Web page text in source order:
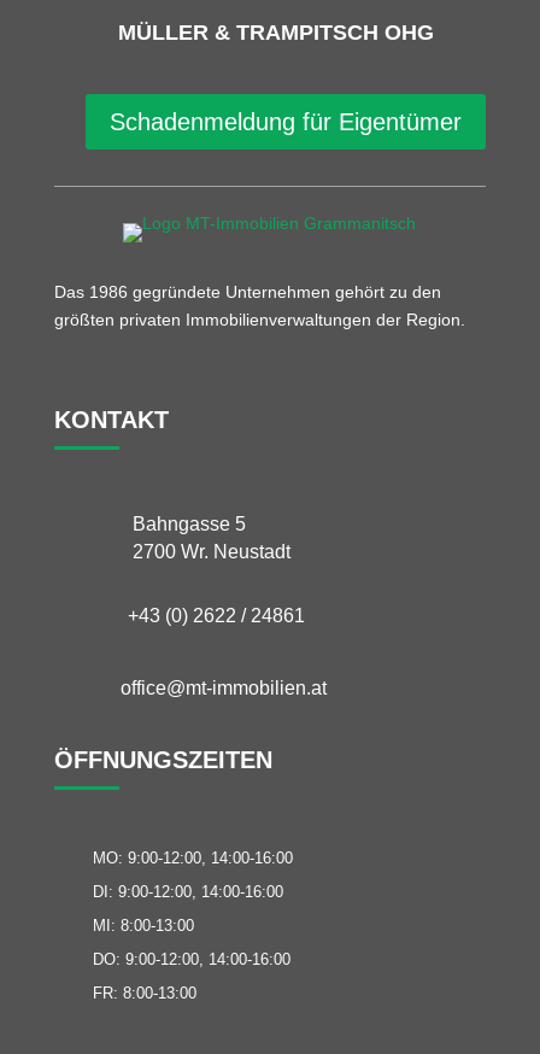
MÜLLER & TRAMPITSCH OHG
Schadenmeldung für Eigentümer
Das 1986 gegründete Unternehmen gehört zu den
größten privaten Immobilienverwaltungen der Region.
KONTAKT
Bahngasse 5
2700 Wr. Neustadt
+43 (0) 2622 / 24861
office@mt-immobilien.at
ÖFFNUNGSZEITEN
MO: 9:00-12:00, 14:00-16:00
DI: 9:00-12:00, 14:00-16:00
MI: 8:00-13:00
DO: 9:00-12:00, 14:00-16:00
FR: 8:00-13:00